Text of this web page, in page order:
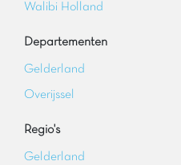
Walibi Holland
Departementen
Gelderland
Overijssel
Regio's
Gelderland